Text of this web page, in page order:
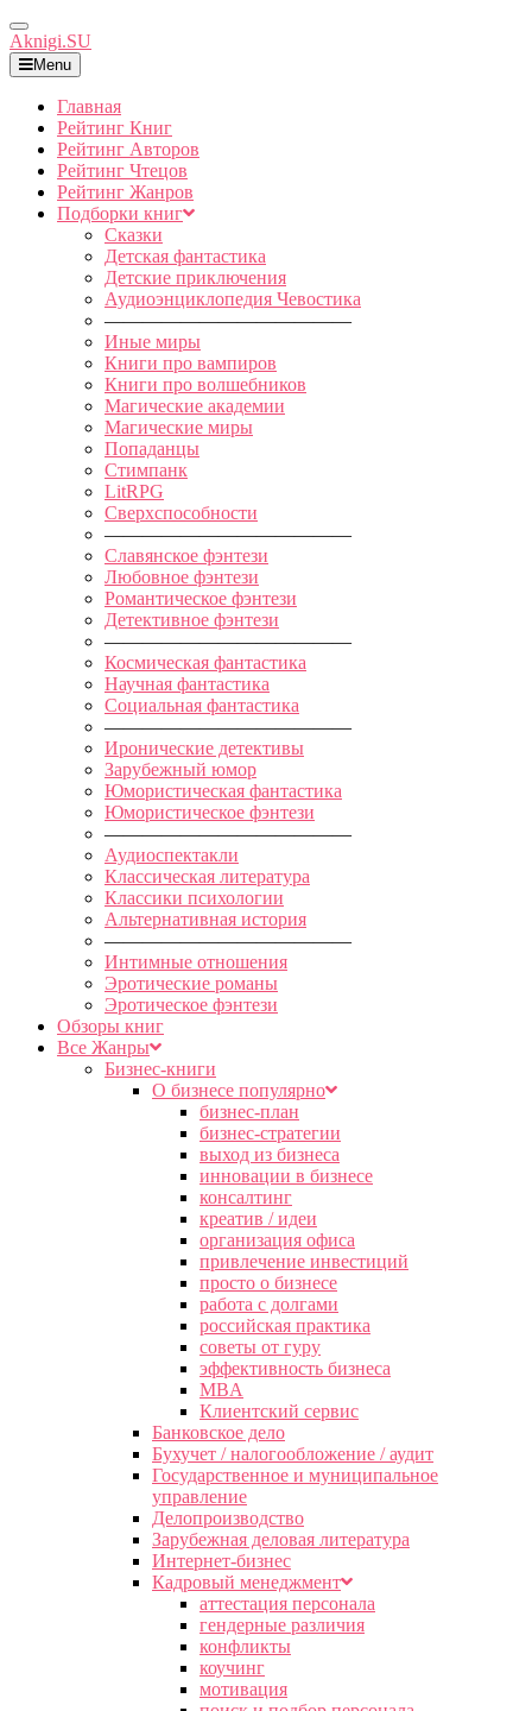
Toggle
Navigation
Aknigi.SU
Menu
Главная
Рейтинг Книг
Рейтинг Авторов
Рейтинг Чтецов
Рейтинг Жанров
Подборки книг
Сказки
Детская фантастика
Детские приключения
Аудиоэнциклопедия Чевостика
—————————————
Иные миры
Книги про вампиров
Книги про волшебников
Магические академии
Магические миры
Попаданцы
Стимпанк
LitRPG
Сверхспособности
—————————————
Славянское фэнтези
Любовное фэнтези
Романтическое фэнтези
Детективное фэнтези
—————————————
Космическая фантастика
Научная фантастика
Социальная фантастика
—————————————
Иронические детективы
Зарубежный юмор
Юмористическая фантастика
Юмористическое фэнтези
—————————————
Аудиоспектакли
Классическая литература
Классики психологии
Альтернативная история
—————————————
Интимные отношения
Эротические романы
Эротическое фэнтези
Обзоры книг
Все Жанры
Бизнес-книги
О бизнесе популярно
бизнес-план
бизнес-стратегии
выход из бизнеса
инновации в бизнесе
консалтинг
креатив / идеи
организация офиса
привлечение инвестиций
просто о бизнесе
работа с долгами
российская практика
советы от гуру
эффективность бизнеса
MBA
Клиентский сервис
Банковское дело
Бухучет / налогообложение / аудит
Государственное и муниципальное
управление
Делопроизводство
Зарубежная деловая литература
Интернет-бизнес
Кадровый менеджмент
аттестация персонала
гендерные различия
конфликты
коучинг
мотивация